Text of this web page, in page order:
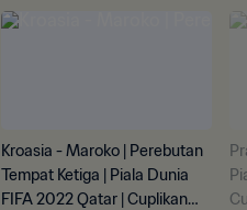
Kroasia - Maroko | Perebutan
Tempat Ketiga | Piala Dunia
FIFA 2022 Qatar | Cuplikan